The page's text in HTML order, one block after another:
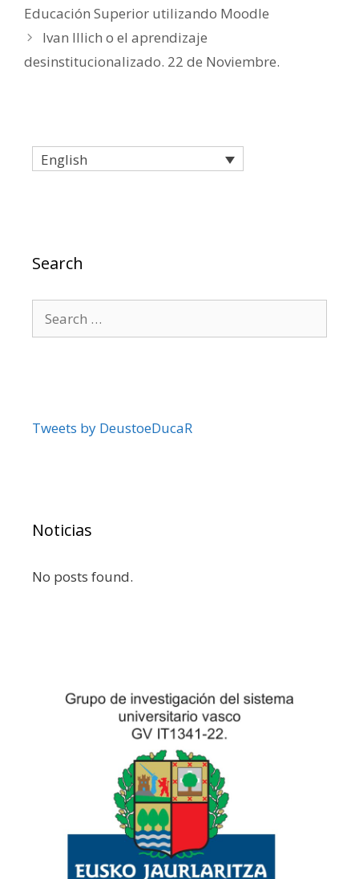
Educación Superior utilizando Moodle
Ivan Illich o el aprendizaje
desinstitucionalizado. 22 de Noviembre.
English
Search
for:
Tweets by DeustoeDucaR
Noticias
No posts found.